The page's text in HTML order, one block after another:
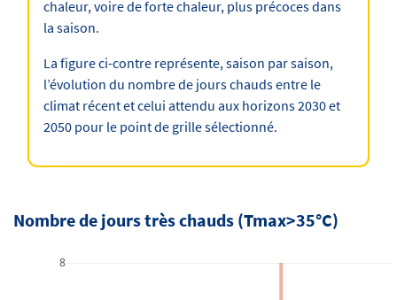
chaleur, voire de forte chaleur, plus précoces dans
la saison.
La figure ci-contre représente, saison par saison,
l’évolution du nombre de jours chauds entre le
climat récent et celui attendu aux horizons 2030 et
2050 pour le point de grille sélectionné.
Nombre de jours très chauds (Tmax>35°C)
8